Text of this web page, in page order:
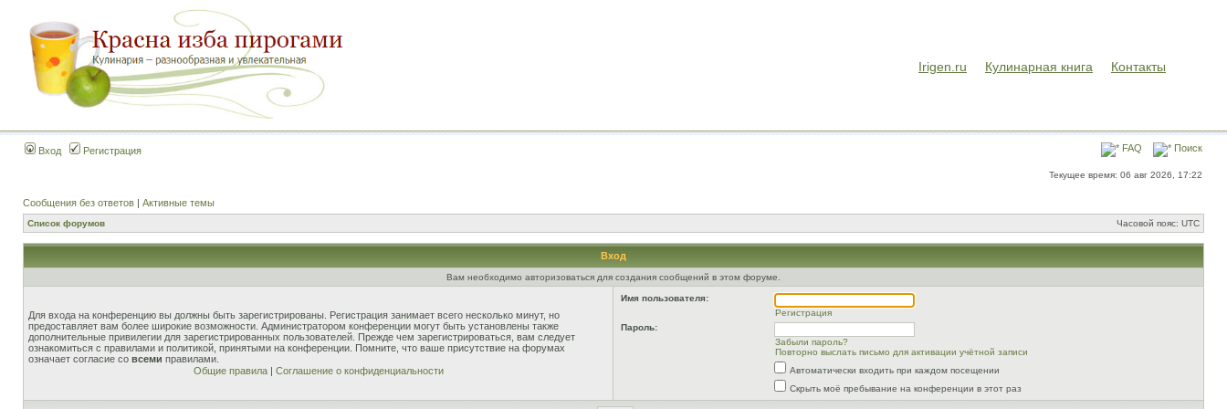
Irigen.ru Кулинарная книга Контакты
Вход Регистрация FAQ Поиск
Текущее время: 06 авг 2026, 17:22
Сообщения без ответов | Активные темы
Список форумов Часовой пояс: UTC
Вход
Вам необходимо авторизоваться для создания сообщений в этом форуме.
Для входа на конференцию вы должны быть зарегистрированы. Регистрация занимает всего несколько минут, но
предоставляет вам более широкие возможности. Администратором конференции могут быть установлены также
дополнительные привилегии для зарегистрированных пользователей. Прежде чем зарегистрироваться, вам следует
ознакомиться с правилами и политикой, принятыми на конференции. Помните, что ваше присутствие на форумах
означает согласие со всеми правилами.
Общие правила| Соглашение о конфиденциальности
Имя пользователя:
Регистрация
Пароль:
Забыли пароль?
Повторно выслать письмо для активации учётной записи
Автоматически входить при каждом посещении
Скрыть моё пребывание на конференции в этот раз